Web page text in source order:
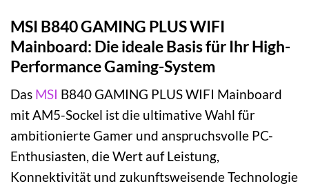
MSI B840 GAMING PLUS WIFI
Mainboard: Die ideale Basis für Ihr High-
Performance Gaming-System
Das MSI B840 GAMING PLUS WIFI Mainboard
mit AM5-Sockel ist die ultimative Wahl für
ambitionierte Gamer und anspruchsvolle PC-
Enthusiasten, die Wert auf Leistung,
Konnektivität und zukunftsweisende Technologie